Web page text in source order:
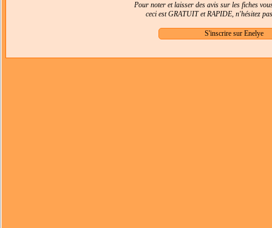
Pour noter et laisser des avis sur les fiches
ceci est GRATUIT et RAPIDE, n'hésitez